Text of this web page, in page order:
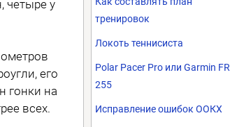
четыре у
его
гонки на
всех.
тренировок
Локоть теннисиста
Polar Pacer Pro или Garmin FR
255
Исправление ошибок ООКХ